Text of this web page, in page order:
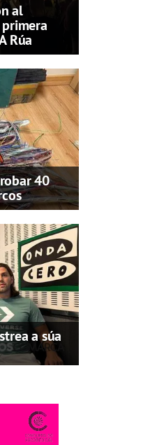
al
Rúa
40
a súa